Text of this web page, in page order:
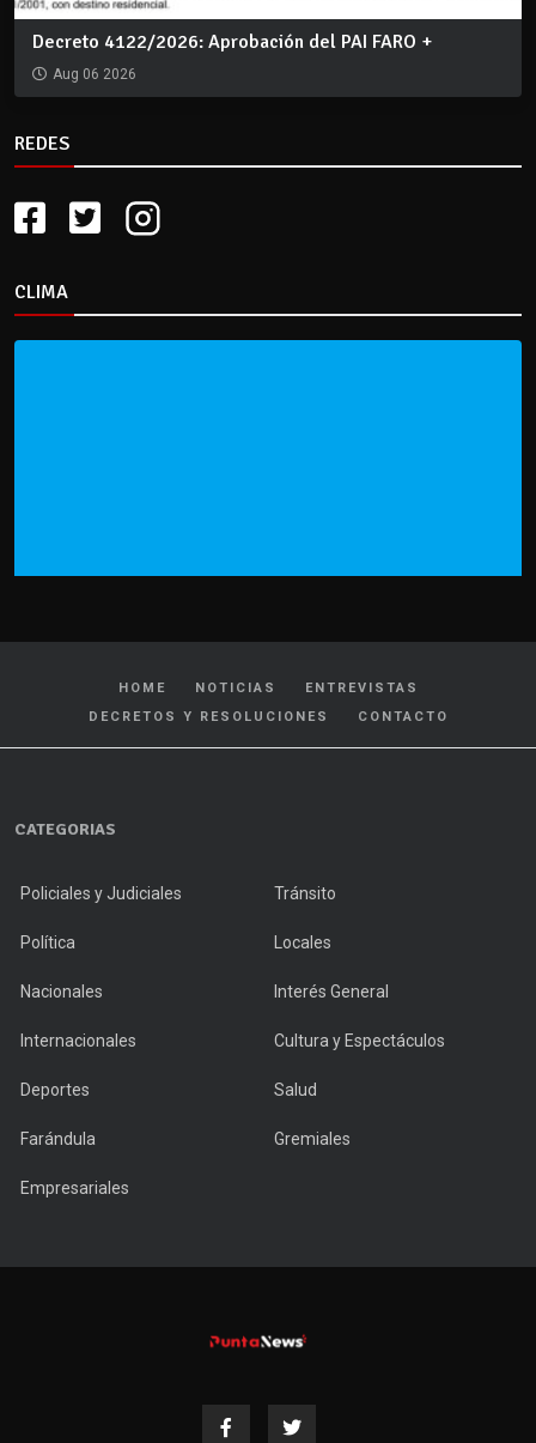
Decreto 4122/2026: Aprobación del PAI FARO +
Aug 06 2026
REDES
CLIMA
HOME NOTICIAS
ENTREVISTAS
DECRETOS Y RESOLUCIONES
CONTACTO
CATEGORIAS
Policiales y Judiciales Tránsito
Política Locales
Nacionales Interés General
Internacionales Cultura y Espectáculos
Deportes Salud
Farándula Gremiales
Empresariales